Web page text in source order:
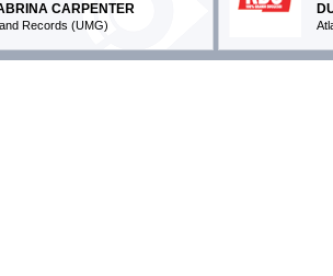
CARPENTER
Records (UMG)